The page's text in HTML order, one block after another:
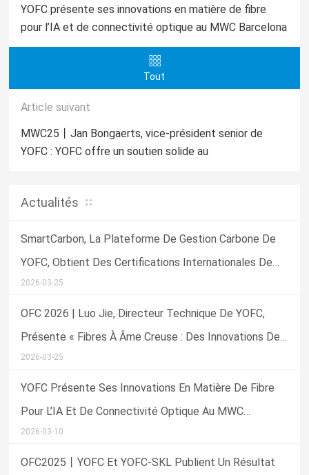
YOFC présente ses innovations en matière de fibre
pour l’IA et de connectivité optique au MWC Barcelona
2026
Tout
Article suivant
MWC25丨Jan Bongaerts, vice-président senior de
YOFC : YOFC offre un soutien solide au
Actualités
SmartCarbon, La Plateforme De Gestion Carbone De
YOFC, Obtient Des Certifications Internationales De
Référence Et Des Distinctions Sectorielles
2026-03-25
OFC 2026 | Luo Jie, Directeur Technique De YOFC,
Présente « Fibres À Âme Creuse : Des Innovations De
Laboratoire Aux Applications Commerciales »
2026-03-25
YOFC Présente Ses Innovations En Matière De Fibre
Pour L’IA Et De Connectivité Optique Au MWC
Barcelona 2026
2026-03-10
OFC2025丨YOFC Et YOFC-SKL Publient Un Résultat